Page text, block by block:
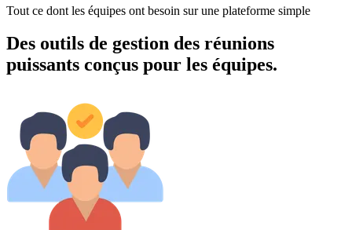
Tout ce dont les équipes ont besoin sur une plateforme simple
Des outils de gestion des réunions
puissants conçus pour les équipes.